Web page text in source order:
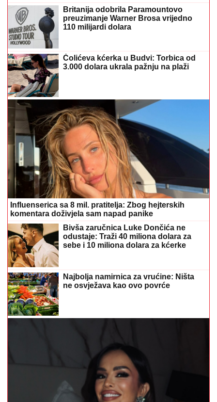
Britanija odobrila Paramountovo
preuzimanje Warner Brosa vrijedno
110 milijardi dolara
Čolićeva kćerka u Budvi: Torbica od
3.000 dolara ukrala pažnju na plaži
Influenserica sa 8 mil. pratitelja: Zbog hejterskih
komentara doživjela sam napad panike
Bivša zaručnica Luke Dončića ne
odustaje: Traži 40 miliona dolara za
sebe i 10 miliona dolara za kćerke
Najbolja namirnica za vrućine: Ništa
ne osvježava kao ovo povrće